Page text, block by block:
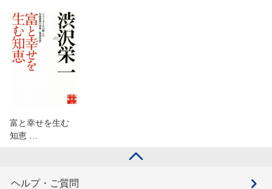
富と幸せを生む
知恵 …
ヘルプ・ご質問